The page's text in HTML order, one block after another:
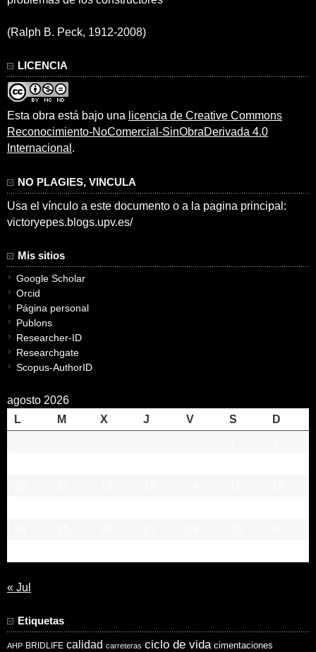
(Ralph B. Peck, 1912-2008)
LICENCIA
Esta obra está bajo una licencia de Creative Commons
Reconocimiento-NoComercial-SinObraDerivada 4.0
Internacional .
NO PLAGIES, VINCULA
Usa el vínculo a este documento o a la pagina principal:
victoryepes.blogs.upv.es/
Mis sitios
Google Scholar
Orcid
Página personal
Publons
Researcher-ID
Researchgate
Scopus-AuthorID
agosto 2026
L
M X J V S
D
« Jul
Etiquetas
AHP BRIDLIFE calidad carreteras ciclo de vida cimentaciones